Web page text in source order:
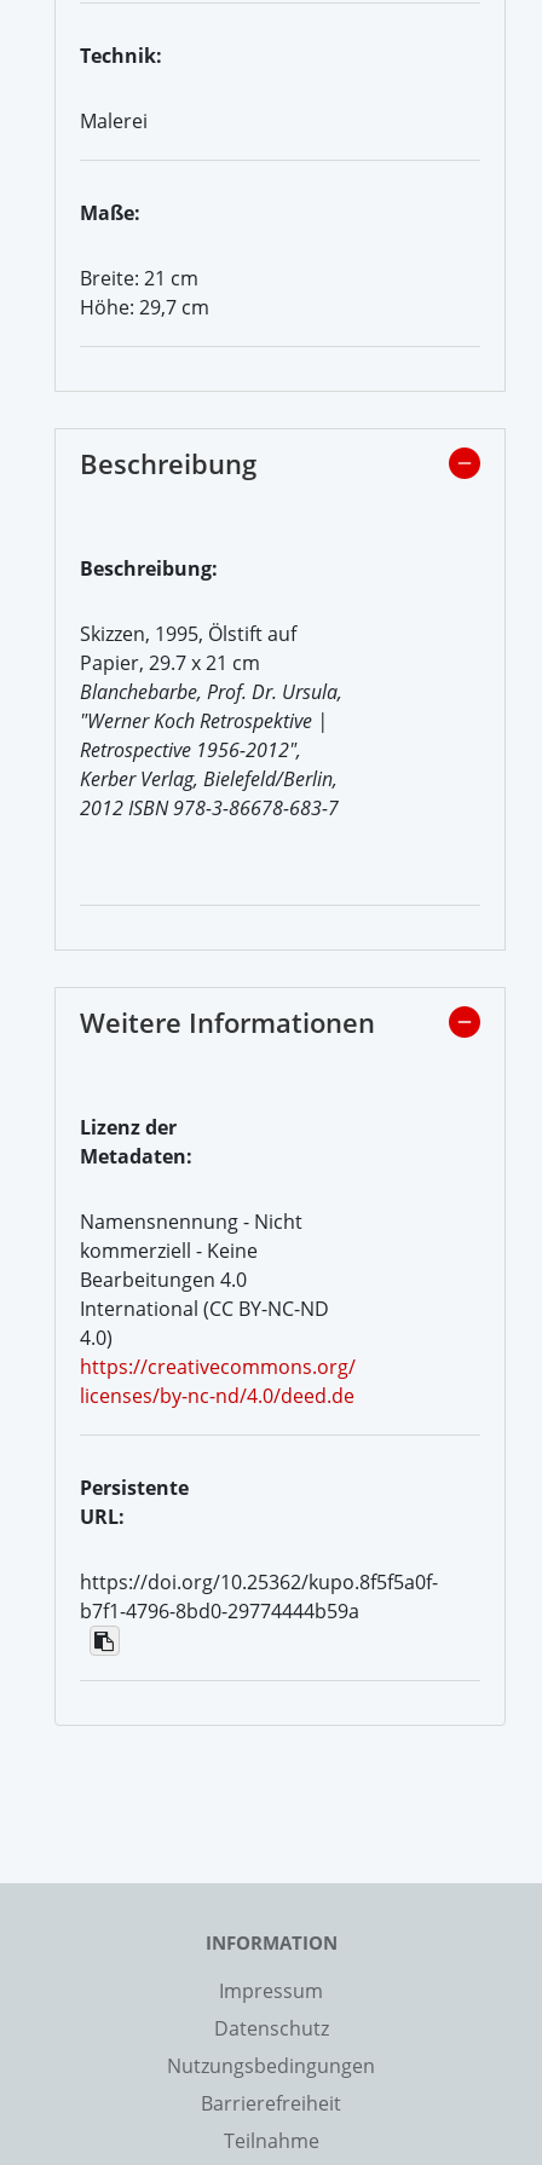
Technik:
Malerei
Maße:
Breite: 21 cm
Höhe: 29,7 cm
Beschreibung
Beschreibung:
Skizzen, 1995, Ölstift auf
Papier, 29.7 x 21 cm
Blanchebarbe, Prof. Dr. Ursula,
"Werner Koch Retrospektive |
Retrospective 1956-2012",
Kerber Verlag, Bielefeld/Berlin,
2012 ISBN 978-3-86678-683-7
Weitere Informationen
Lizenz der
Metadaten:
Namensnennung - Nicht
kommerziell - Keine
Bearbeitungen 4.0
International (CC BY-NC-ND
4.0)
https://creativecommons.org/
licenses/by-nc-nd/4.0/deed.de
Persistente
URL:
https://doi.org/10.25362/kupo.8f5f5a0f-
b7f1-4796-8bd0-29774444b59a
INFORMATION
Impressum
Datenschutz
Nutzungsbedingungen
Barrierefreiheit
Teilnahme